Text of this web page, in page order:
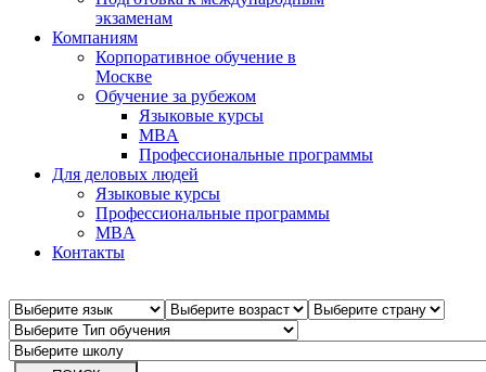
экзаменам
Компаниям
Корпоративное обучение в
Москве
Обучение за рубежом
Языковые курсы
MBA
Профессиональные программы
Для деловых людей
Языковые курсы
Профессиональные программы
MBA
Контакты